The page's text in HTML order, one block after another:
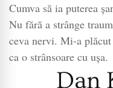
Cumva să ia puterea
Nu fără a strânge
ceva nervi. Mi-a plăcut
ca o strânsoare cu ușa.
Dan